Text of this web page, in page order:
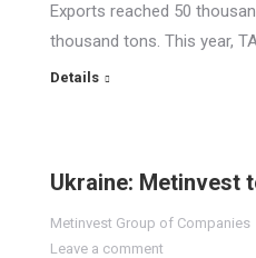
Exports reached 50
thousand tons. This year,
Details
Ukraine: Metinvest
Metinvest Group of Companies
Leave a comment